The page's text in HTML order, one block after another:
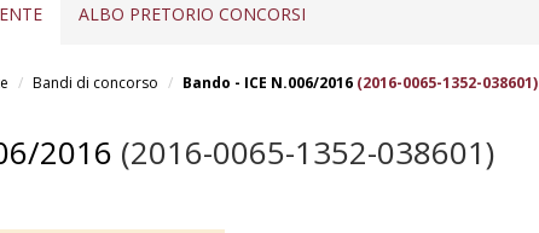
ALBO PRETORIO CONCORSI
Bandi di concorso Bando - ICE N.006/2016 (2016-0065-1352-038601)
2016 (2016-0065-1352-038601)